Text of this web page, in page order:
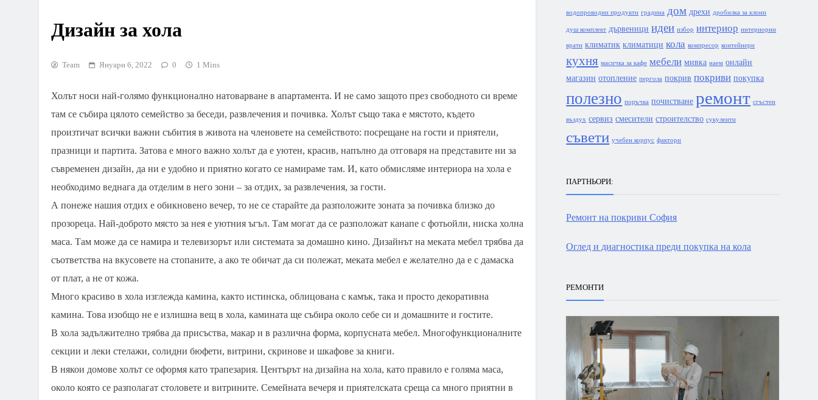
Дизайн за хола
Team Януари 6, 2022 0 1 Mins
Холът носи най-голямо функционално натоварване в апартамента. И не само защото през свободното си време
там се събира цялото семейство за беседи, развлечения и почивка. Холът също така е мястото, където
произтичат всички важни събития в живота на членовете на семейството: посрещане на гости и приятели,
празници и партита. Затова е много важно холът да е уютен, красив, напълно да отговаря на представите ни за
съвременен дизайн, да ни е удобно и приятно когато се намираме там. И, като обмисляме интериора на хола е
необходимо веднага да отделим в него зони – за отдих, за развлечения, за гости.
А понеже нашия отдих е обикновено вечер, то не се старайте да разположите зоната за почивка близко до
прозореца. Най-доброто място за нея е уютния ъгъл. Там могат да се разположат канапе с фотьойли, ниска холна
маса. Там може да се намира и телевизорът или системата за домашно кино. Дизайнът на меката мебел трябва да
съответства на вкусовете на стопаните, а ако те обичат да си полежат, меката мебел е желателно да е с дамаска
от плат, а не от кожа.
Много красиво в хола изглежда камина, както истинска, облицована с камък, така и просто декоративна
камина. Това изобщо не е излишна вещ в хола, камината ще събира около себе си и домашните и гостите.
В хола задължително трябва да присъства, макар и в различна форма, корпусната мебел. Многофункционалните
секции и леки стелажи, солидни бюфети, витрини, скринове и шкафове за книги.
В някои домове холът се оформя като трапезария. Центърът на дизайна на хола, като правило е голяма маса,
около която се разполагат столовете и витрините. Семейната вечеря и приятелската среща са много приятни в
водопроводни продукти градина дом дрехи дробилка за клони
душ комплект дървеници идеи избор интериор интериорни
врати климатик климатици кола компресор контейнери
кухня масичка за кафе мебели мивка наем онлайн
магазин отопление пергола покрив покриви покупка
полезно поръчка почистване ремонт сгъстен
въздух сервиз смесители строителство сукуленти
съвети учебен корпус фактори
ПАРТНЬОРИ:
Ремонт на покриви София
Оглед и диагностика преди покупка на кола
РЕМОНТИ